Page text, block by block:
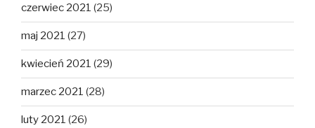
czerwiec 2021 (25)
maj 2021 (27)
kwiecień 2021 (29)
marzec 2021 (28)
luty 2021 (26)